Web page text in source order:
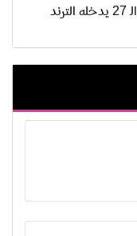
عيد ميلاد عضو فريق BTS بارك جيمين الـ 27 يدخله الترند